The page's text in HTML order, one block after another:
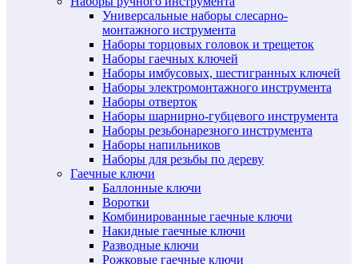
Универсальные наборы слесарно-
монтажного иструмента
Наборы торцовых головок и трещеток
Наборы гаечных ключей
Наборы имбусовых, шестигранных ключей
Наборы электромонтажного инструмента
Наборы отверток
Наборы шарнирно-губцевого инструмента
Наборы резьбонарезного инструмента
Наборы напильников
Наборы для резьбы по дереву
Гаечные ключи
Баллонные ключи
Воротки
Комбинированные гаечные ключи
Накидные гаечные ключи
Разводные ключи
Рожковые гаечные ключи